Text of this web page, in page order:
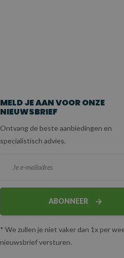
MELD JE AAN VOOR ONZE
NIEUWSBRIEF
Ontvang de beste aanbiedingen en
specialistisch advies.
ABONNEER
* We zullen je niet vaker dan 1x per
nieuwsbrief versturen.